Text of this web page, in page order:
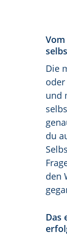
Die
und
du
den
Das